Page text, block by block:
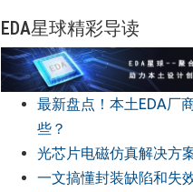
EDA星球精彩导读
最新盘点！本土EDA厂
些？
光芯片电磁仿真解决方
一文搞懂封装缺陷和失